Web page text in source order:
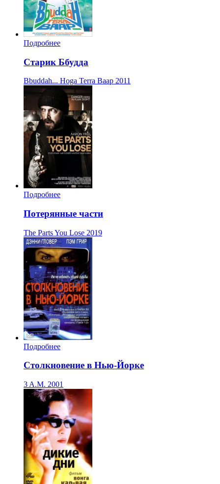
Подробнее
Старик Ббудда
Bbuddah... Hoga Terra Baap 2011
Подробнее
Потерянные части
The Parts You Lose 2019
Подробнее
Столкновение в Нью-Йорке
3 A.M. 2001